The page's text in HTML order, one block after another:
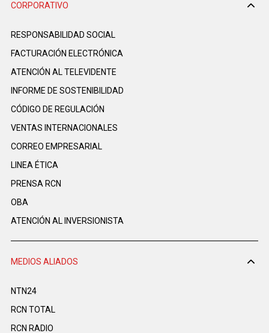
CORPORATIVO
RESPONSABILIDAD SOCIAL
FACTURACIÓN ELECTRÓNICA
ATENCIÓN AL TELEVIDENTE
INFORME DE SOSTENIBILIDAD
CÓDIGO DE REGULACIÓN
VENTAS INTERNACIONALES
CORREO EMPRESARIAL
LINEA ÉTICA
PRENSA RCN
OBA
ATENCIÓN AL INVERSIONISTA
MEDIOS ALIADOS
NTN24
RCN TOTAL
RCN RADIO